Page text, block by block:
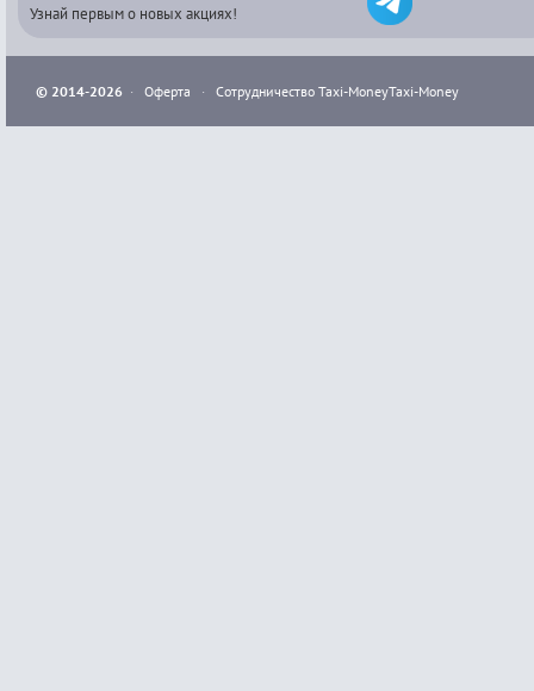
Узнай первым о новых акциях!
© 2014-2026 · Оферта · Сотрудничество Taxi-MoneyTaxi-Money